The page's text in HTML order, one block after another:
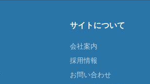
サイトについて
会社案内
採用情報
お問い合わせ